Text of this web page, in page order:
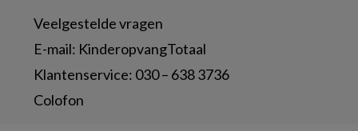
Veelgestelde vragen
E-mail: KinderopvangTotaal
Klantenservice: 030 – 638 3736
Colofon